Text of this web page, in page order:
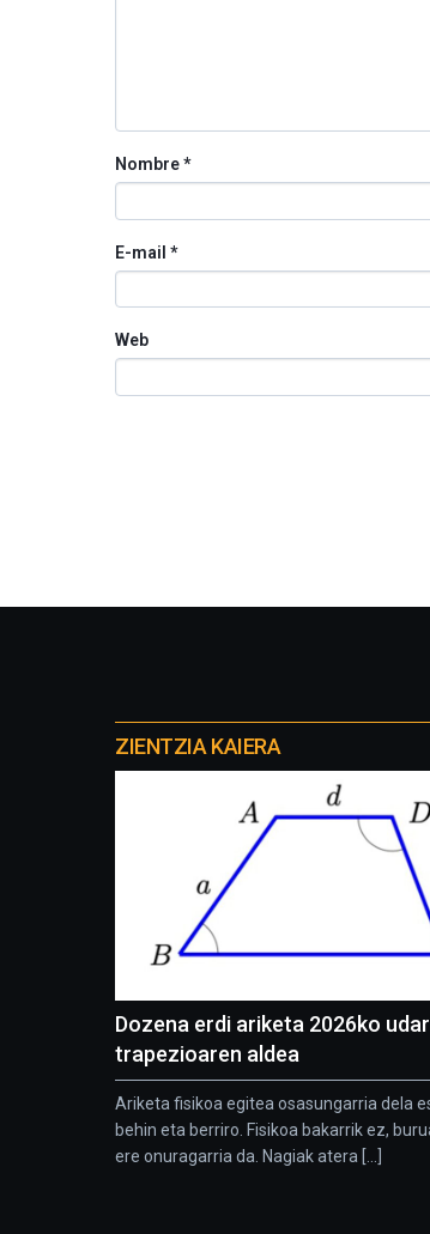
Nombre*
E-mail *
Web
proyectos
ZIENTZIA KAIERA
Dozena erdi ariketa 2026ko
trapezioaren aldea
Ariketa fisikoa egitea osasungarria dela
behin eta berriro. Fisikoa bakarrik ez,
ere onuragarria da. Nagiak atera [...]